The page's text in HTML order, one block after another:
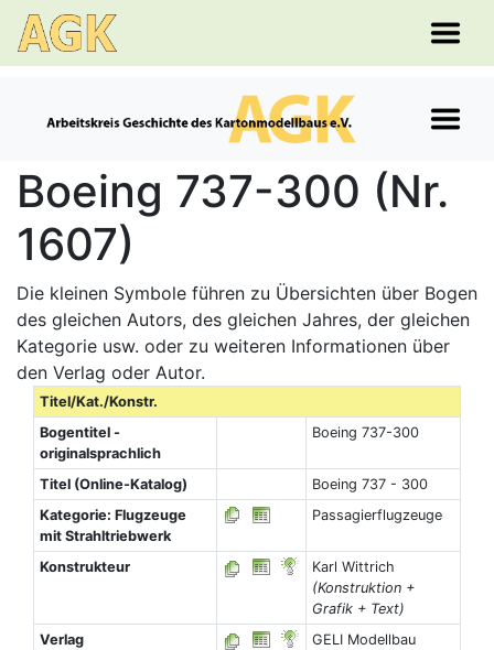
Boeing 737-300 (Nr.
1607)
Die kleinen Symbole führen zu Übersichten über Bogen
des gleichen Autors, des gleichen Jahres, der gleichen
Kategorie usw. oder zu weiteren Informationen über
den Verlag oder Autor.
Titel/Kat./Konstr.
Bogentitel -
originalsprachlich
Boeing 737-300
Titel (Online-Katalog)
Boeing 737 - 300
Kategorie: Flugzeuge
mit Strahltriebwerk
Passagierflugzeuge
Konstrukteur
Karl Wittrich
(Konstruktion +
Grafik + Text)
Verlag
GELI Modellbau